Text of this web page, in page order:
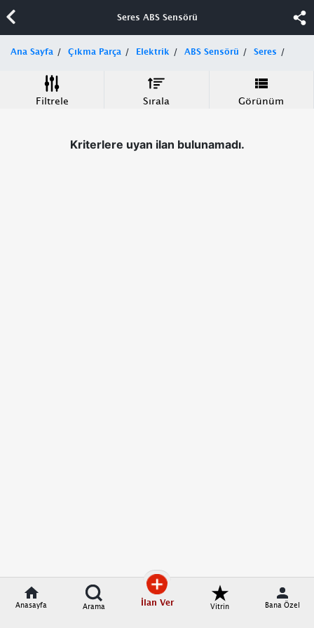
Seres ABS Sensörü
Ana Sayfa Çıkma Parça Elektrik ABS Sensörü Seres
Filtrele Sırala Görünüm
Kriterlere uyan ilan bulunamadı.
Anasayfa Arama İlan Ver Vitrin Bana Özel